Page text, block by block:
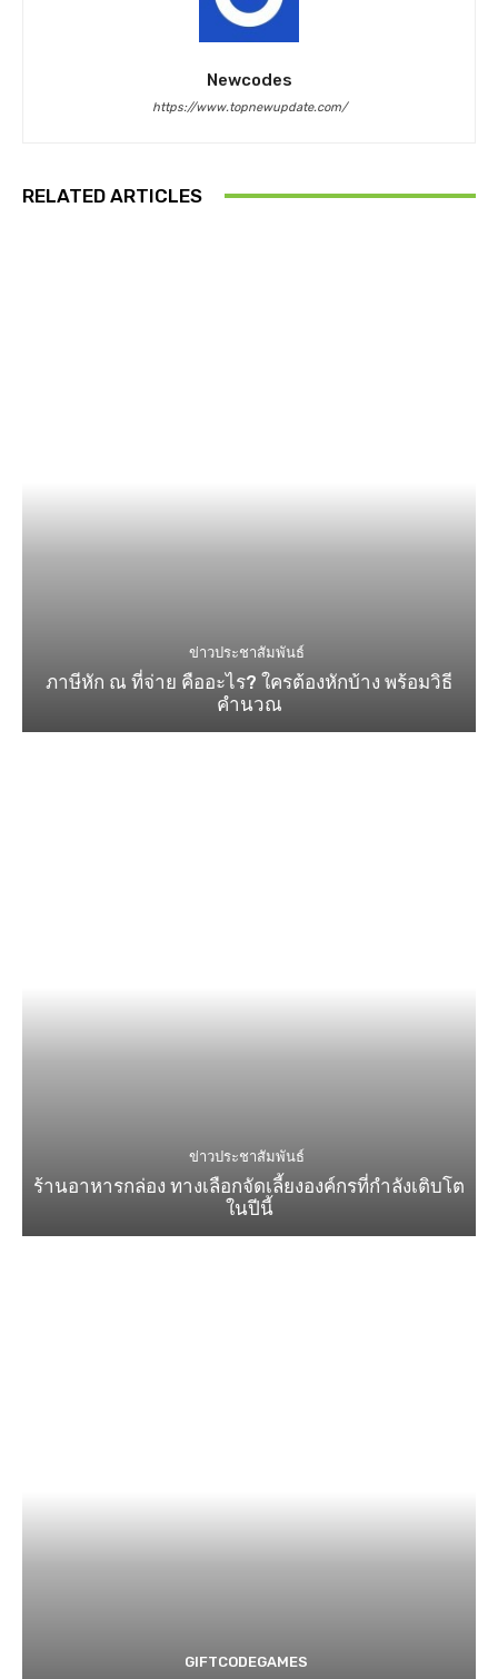
Newcodes
https://www.topnewupdate.com/
RELATED ARTICLES
ข่าวประชาสัมพันธ์
ภาษีหัก ณ ที่จ่าย คืออะไร? ใครต้องหักบ้าง พร้อมวิธี
คำนวณ
ข่าวประชาสัมพันธ์
ร้านอาหารกล่อง ทางเลือกจัดเลี้ยงองค์กรที่กำลังเติบโต
ในปีนี้
GIFTCODEGAMES